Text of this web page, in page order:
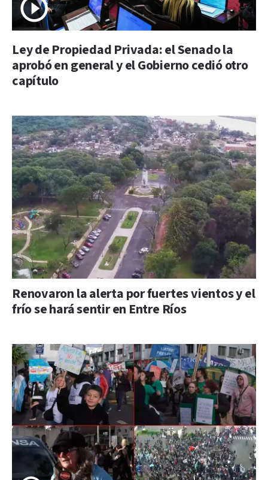
Ley de Propiedad Privada: el Senado la
aprobó en general y el Gobierno cedió otro
capítulo
Renovaron la alerta por fuertes vientos y el
frío se hará sentir en Entre Ríos